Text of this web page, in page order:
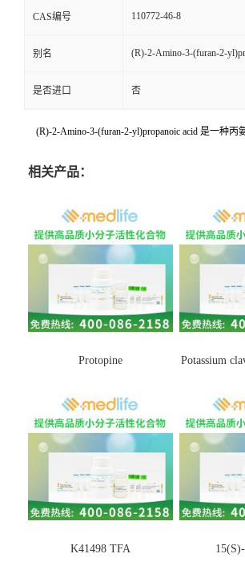
CAS编号 110772-46-8
别名 (R)-2-Amino-3-(furan-2-
是否进口 否
(R)-2-Amino-3-(furan-2-yl)propanoic acid 是一种丙
相关产品：
Protopine Potassium
K41498 TFA